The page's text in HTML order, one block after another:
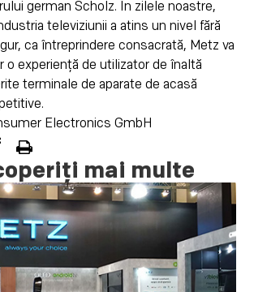
german Scholz. În zilele noastre,
televiziunii a atins un nivel fără
ca întreprindere consacrată, Metz va
o experiență de utilizator de înaltă
terminale de aparate de acasă
Electronics GmbH
mai multe